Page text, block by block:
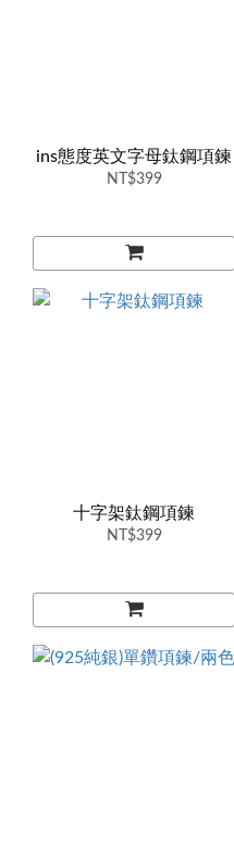
ins態度英文字母鈦鋼項鍊
NT$399
十字架鈦鋼項鍊
NT$399